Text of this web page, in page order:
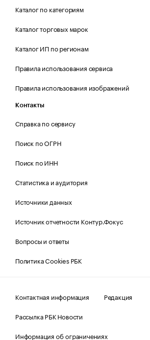
Каталог по категориям
Каталог торговых марок
Каталог ИП по регионам
Правила использования сервиса
Правила использования изображений
Контакты
Справка по сервису
Поиск по ОГРН
Поиск по ИНН
Статистика и аудитория
Источники данных
Источник отчетности Контур.Фокус
Вопросы и ответы
Политика Cookies РБК
Контактная информация
Редакция
Рассылка РБК Новости
Информация об ограничениях